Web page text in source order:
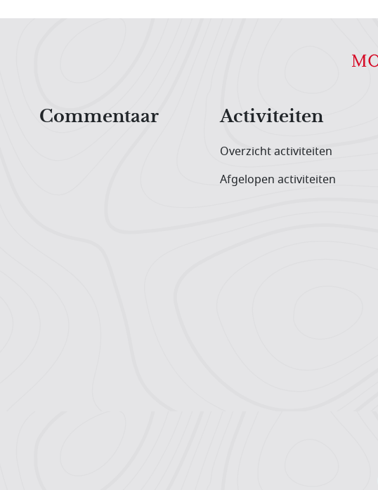
Commentaar
Activiteiten
Overzicht activiteiten
Afgelopen activiteiten